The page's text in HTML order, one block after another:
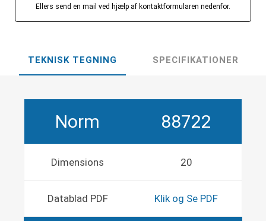
Ellers send en mail ved hjælp af kontaktformularen nedenfor.
TEKNISK TEGNING SPECIFIKATIONER
Norm 88722
Dimensions 20
Datablad PDF Klik og Se PDF